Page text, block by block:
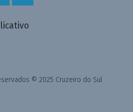
© 2025 Cruzeiro do Sul